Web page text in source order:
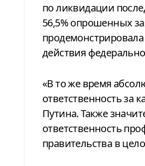
по ликвидации
56,5% опрошенных
действия
«В то же время
ответственность за
Путина. Также
ответственность
правительства в